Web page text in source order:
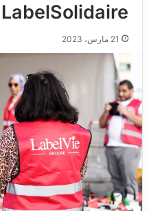
LabelSolidaire
21 مارس، 2023